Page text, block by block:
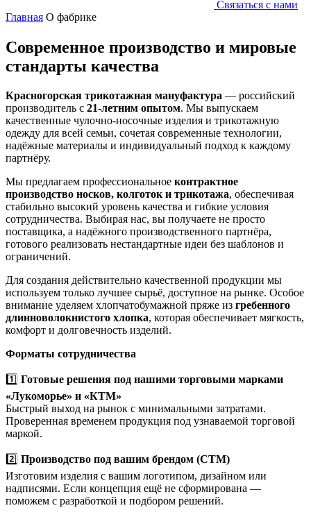
Связаться с нами
Главная О фабрике
Современное производство и мировые
стандарты качества
Красногорская трикотажная мануфактура — российский
производитель с 21-летним опытом. Мы выпускаем
качественные чулочно-носочные изделия и трикотажную
одежду для всей семьи, сочетая современные технологии,
надёжные материалы и индивидуальный подход к каждому
партнёру.
Мы предлагаем профессиональное контрактное
производство носков, колготок и трикотажа, обеспечивая
стабильно высокий уровень качества и гибкие условия
сотрудничества. Выбирая нас, вы получаете не просто
поставщика, а надёжного производственного партнёра,
готового реализовать нестандартные идеи без шаблонов и
ограничений.
Для создания действительно качественной продукции мы
используем только лучшее сырьё, доступное на рынке. Особое
внимание уделяем хлопчатобумажной пряже из гребенного
длинноволокнистого хлопка, которая обеспечивает мягкость,
комфорт и долговечность изделий.
Форматы сотрудничества
1️⃣ Готовые решения под нашими торговыми марками
«Лукоморье» и «КТМ»
Быстрый выход на рынок с минимальными затратами.
Проверенная временем продукция под узнаваемой торговой
маркой.
2️⃣ Производство под вашим брендом (СТМ)
Изготовим изделия с вашим логотипом, дизайном или
надписями. Если концепция ещё не сформирована —
поможем с разработкой и подбором решений.